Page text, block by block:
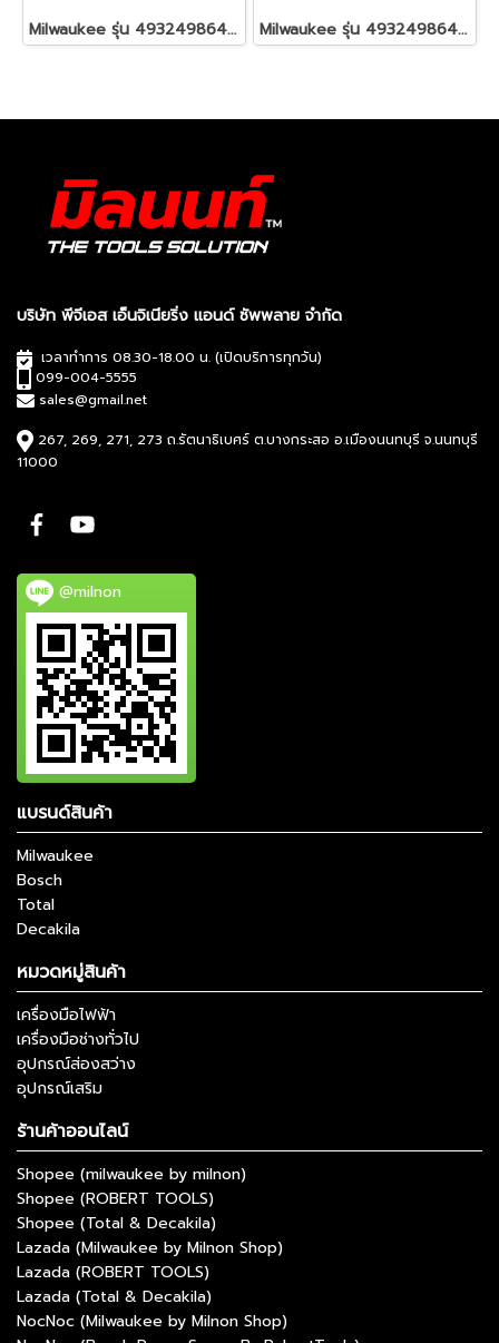
Milwaukee รุ่น 4932498647 PACKOUT™ ถาดสำหรับยึดกล่องเครื่องมือ รหัส 4932498647 Milwaukee รุ่น 4932498643 PACKOUT™ ขายึดกล่องเครื่องมือ (2 ชิ้น) รหัส 4932498643
บริษัท พีจีเอส เอ็นจิเนียริ่ง แอนด์ ซัพพลาย จำกัด
เวลาทำการ 08.30-18.00 น. (เปิดบริการทุกวัน)
099-004-5555
sales@gmail.net
267, 269, 271, 273 ถ.รัตนาธิเบศร์ ต.บางกระสอ อ.เมืองนนทบุรี จ.นนทบุรี
11000
@milnon
แบรนด์สินค้า
Milwaukee
Bosch
Total
Decakila
หมวดหมู่สินค้า
เครื่องมือไฟฟ้า
เครื่องมือช่างทั่วไป
อุปกรณ์ส่องสว่าง
อุปกรณ์เสริม
ร้านค้าออนไลน์
Shopee (milwaukee by milnon)
Shopee (ROBERT TOOLS)
Shopee (Total & Decakila)
Lazada (Milwaukee by Milnon Shop)
Lazada (ROBERT TOOLS)
Lazada (Total & Decakila)
NocNoc (Milwaukee by Milnon Shop)